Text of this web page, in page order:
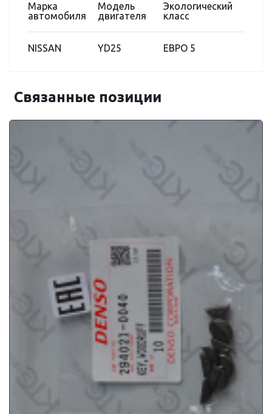
Марка
автомобиля
Модель
двигателя
Экологический
класс
NISSAN YD25 ЕВРО 5
Связанные позиции